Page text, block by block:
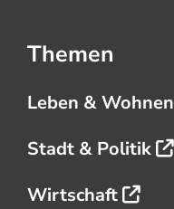
Themen
Leben & Wohnen
Stadt & Politik
Wirtschaft